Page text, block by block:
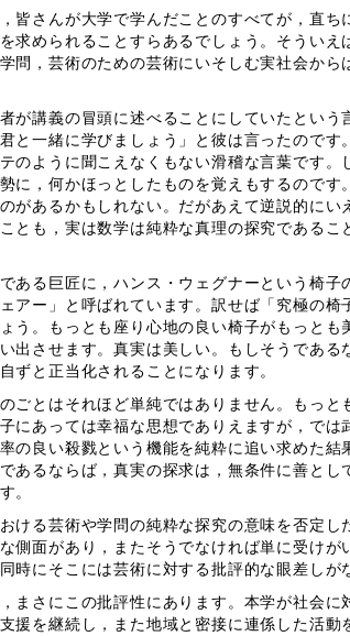
皆さんが大学で学んだことのすべてが，直ち
求められることすらあるでしょう。そうい
問，芸術のための芸術にいそしむ実社会か
が講義の冒頭に述べることにしていたという
と一緒に学びましょう」と彼は言ったので
のように聞こえなくもない滑稽な言葉です
に，何かほっとしたものを覚えもするので
があるかもしれない。だがあえて逆説的に
とも，実は数学は純粋な真理の探究である
ある巨匠に，ハンス・ウェグナーという椅子
アー」と呼ばれています。訳せば「究極の
う。もっとも座り心地の良い椅子がもっとも
出させます。真実は美しい。もしそうであ
ずと正当化されることになります。
ごとはそれほど単純ではありません。もっと
にあっては幸福な思想でありえますが，で
の良い殺戮という機能を純粋に追い求めた
あるならば，真実の探求は，無条件に善とし
。
ける芸術や学問の純粋な探究の意味を否定し
側面があり，またそうでなければ単に受け
時にそこには芸術に対する批評的な眼差しが
まさにこの批評性にあります。本学が社会に
援を継続し，また地域と密接に連係した活動